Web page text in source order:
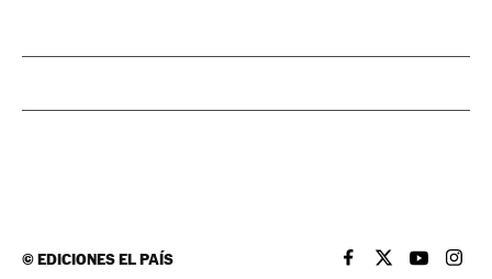
©EDICIONES EL PAÍS EL PAÍS BRASIL EN
EL PAÍSEL PAÍS
EL